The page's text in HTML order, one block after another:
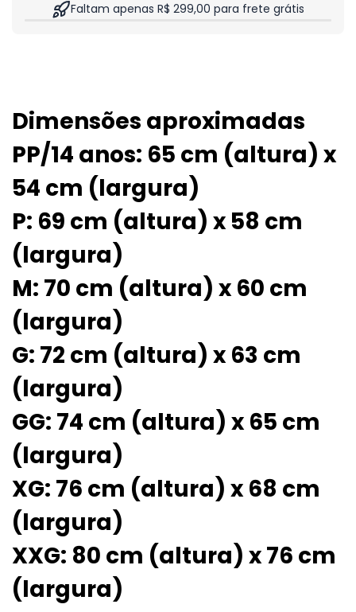
Faltam apenas R$ 299,00 para frete grátis
Dimensões aproximadas
PP/14 anos: 65 cm (altura) x
54 cm (largura)
P: 69 cm (altura) x 58 cm
(largura)
M: 70 cm (altura) x 60 cm
(largura)
G: 72 cm (altura) x 63 cm
(largura)
GG: 74 cm (altura) x 65 cm
(largura)
XG: 76 cm (altura) x 68 cm
(largura)
XXG: 80 cm (altura) x 76 cm
(largura)